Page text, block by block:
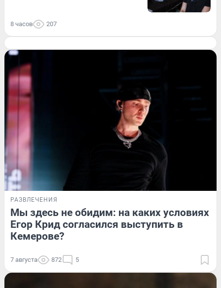
8 часов 207
РАЗВЛЕЧЕНИЯ
Мы здесь не обидим: на каких условиях
Егор Крид согласился выступить в
Кемерове?
7 августа 872 5